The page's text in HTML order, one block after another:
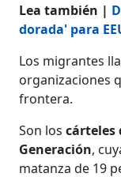
Lea también |
dorada' para
Los migrantes
organizaciones
frontera.
Son los cárteles
Generación,
matanza de 19